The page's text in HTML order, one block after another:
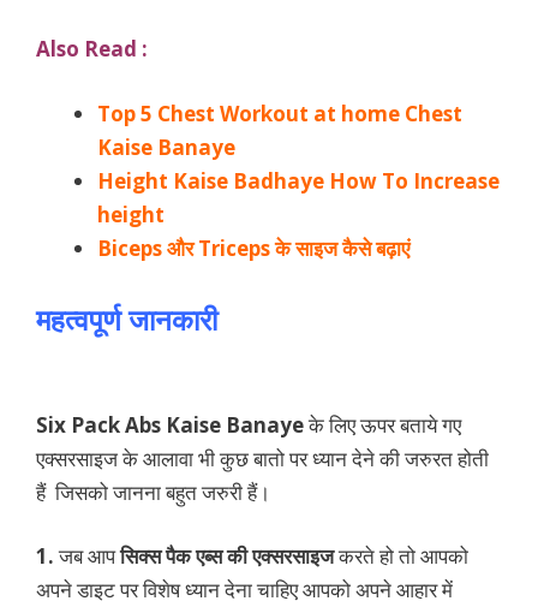
Also Read :
Top 5 Chest Workout at home Chest
Kaise Banaye
Height Kaise Badhaye How To Increase
height
Biceps और Triceps के साइज कैसे बढ़ाएं
महत्वपूर्ण जानकारी
Six Pack Abs Kaise Banayeके लिए ऊपर बताये गए
एक्सरसाइज के आलावा भी कुछ बातो पर ध्यान देने की जरुरत होती
हैं जिसको जानना बहुत जरुरी हैं।
1.जब आपसिक्स पैक एब्स की एक्सरसाइजकरते हो तो आपको
अपने डाइट पर विशेष ध्यान देना चाहिए आपको अपने आहार में